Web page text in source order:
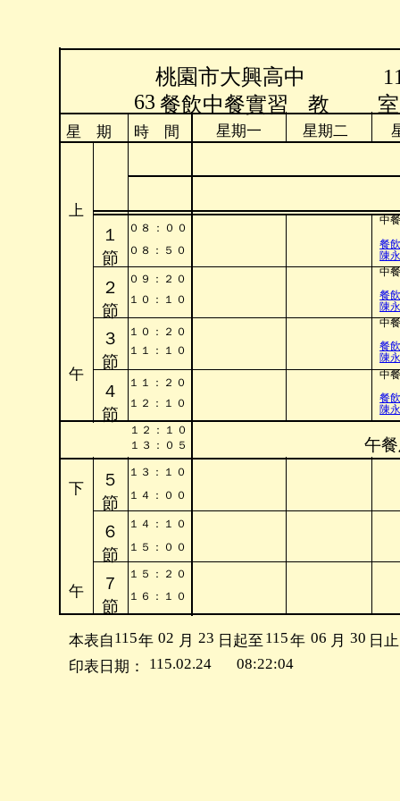
６
節
２
節
教
星期一 星期二
星 期 時 間
３
節
年
５
節
日止
午
１
節
本表自
上
７
節
月
下
４
節
月
印表日期：
年
午
日起至
餐飲中餐實習
０
中
０ ８
０ ０
中
63
０ ９ ： ２ ０
８ ：
餐
１ ０ ： １ ０
陳
中
桃園市大興高中
１ ０ ： ２ ０
餐
１ １ ： １ ０
餐
陳
： ５ ０ 陳
１ ２ ０
餐
１ ２ ： １ ０
陳
１ ２ ： １ ０
午
１ ３ ： ０ ５
１ ３ ： １ ０
１ ４ ： ０ ０
１ ４ ： １
０
１ ５ ： ０ ０
１ ５ ： ２ ０
１ ６ ： １ ０
115 02 23 115 06 30
中
115.02.24 08:22:04
１ ：